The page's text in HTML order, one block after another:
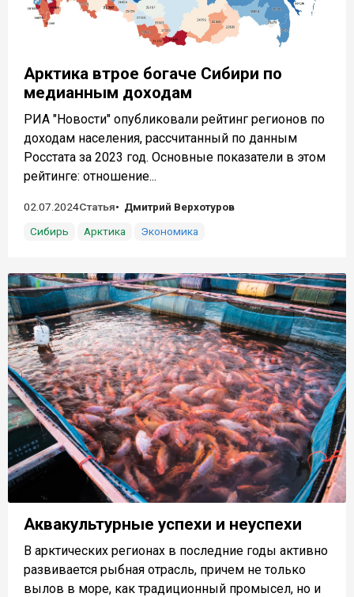
Арктика втрое богаче Сибири по
медианным доходам
РИА "Новости" опубликовали рейтинг регионов по
доходам населения, рассчитанный по данным
Росстата за 2023 год. Основные показатели в этом
рейтинге: отношение...
02.07.2024Статья
Дмитрий Верхотуров
Сибирь
Арктика Экономика
Аквакультурные успехи и неуспехи
В арктических регионах в последние годы активно
развивается рыбная отрасль, причем не только
вылов в море, как традиционный промысел, но и